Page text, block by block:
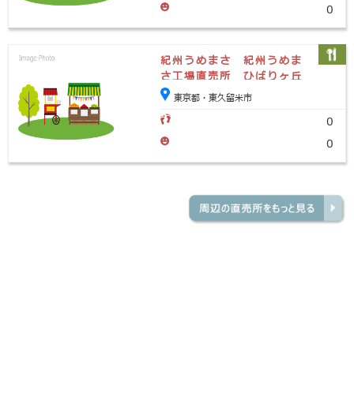
0
紀州うめまさ 紀州うめま
さ工場直売所 ひばりヶ丘
店 東京都・東久留米市
0
0